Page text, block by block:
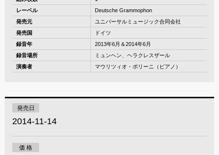
レーベル
Deutsche Grammophon
発売元
ユニバーサルミュージック合同会社
発売国
ドイツ
録音年
2013年6月＆2014年6月
録音場所
ミュンヘン、ヘラクレスザール
演奏者
マウリツィオ・ポリーニ（ピアノ）
発売日
2014-11-14
価 格